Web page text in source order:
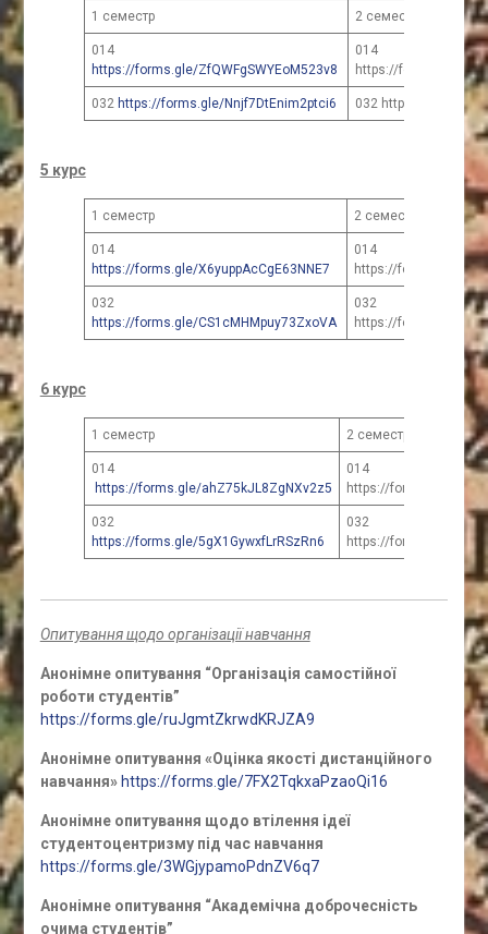
1 семестр 2 семестр
014
https://forms.gle/ZfQWFgSWYEoM523v8
014
https://forms.gle/
032 https://forms.gle/Nnjf7DtEnim2ptci6 032 https://
5 курс
1 семестр 2 семестр
014
https://forms.gle/X6yuppAcCgE63NNE7
014
https://forms.gle/
032
https://forms.gle/CS1cMHMpuy73ZxoVA
032
https://forms.gle/
6 курс
1 семестр 2 семестр
014
https://forms.gle/ahZ75kJL8ZgNXv2z5
014
https://forms.gle/
032
https://forms.gle/5gX1GywxfLrRSzRn6
032
https://forms.gle/
Опитування щодо організації навчання
Анонімне опитування “Організація самостійної
роботи студентів”
https://forms.gle/ruJgmtZkrwdKRJZA9
Анонімне опитування «Оцінка якості дистанційного
навчання»https://forms.gle/7FX2TqkxaPzaoQi16
Анонімне опитування щодо втілення ідеї
студентоцентризму під час навчання
https://forms.gle/3WGjypamoPdnZV6q7
Анонімне опитування “Академічна доброчесність
очима студентів”